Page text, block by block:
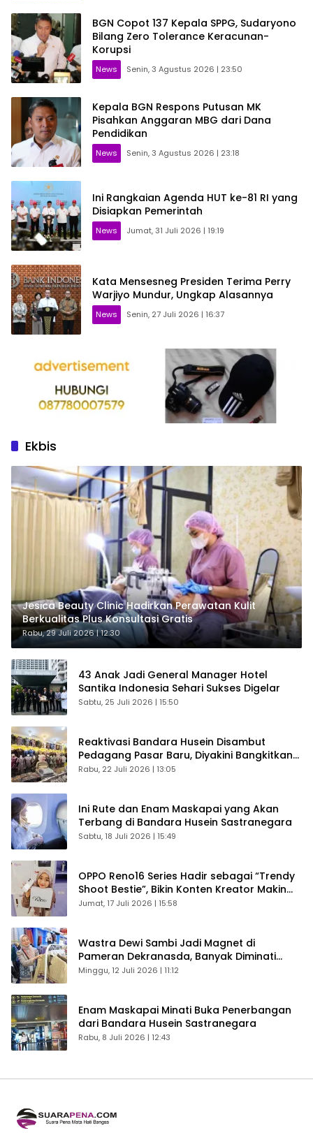
BGN Copot 137 Kepala SPPG, Sudaryono
Bilang Zero Tolerance Keracunan-
Korupsi
News Senin, 3 Agustus 2026 | 23:50
Kepala BGN Respons Putusan MK
Pisahkan Anggaran MBG dari Dana
Pendidikan
News Senin, 3 Agustus 2026 | 23:18
Ini Rangkaian Agenda HUT ke-81 RI yang
Disiapkan Pemerintah
News Jumat, 31 Juli 2026 | 19:19
Kata Mensesneg Presiden Terima Perry
Warjiyo Mundur, Ungkap Alasannya
News Senin, 27 Juli 2026 | 16:37
Ekbis
Jesica Beauty Clinic Hadirkan Perawatan Kulit
Berkualitas Plus Konsultasi Gratis
Rabu, 29 Juli 2026 | 12:30
43 Anak Jadi General Manager Hotel
Santika Indonesia Sehari Sukses Digelar
Sabtu, 25 Juli 2026 | 15:50
Reaktivasi Bandara Husein Disambut
Pedagang Pasar Baru, Diyakini Bangkitkan
Kembali Ekonomi Bandung
Rabu, 22 Juli 2026 | 13:05
Ini Rute dan Enam Maskapai yang Akan
Terbang di Bandara Husein Sastranegara
Sabtu, 18 Juli 2026 | 15:49
OPPO Reno16 Series Hadir sebagai “Trendy
Shoot Bestie”, Bikin Konten Kreator Makin
Betah
Jumat, 17 Juli 2026 | 15:58
Wastra Dewi Sambi Jadi Magnet di
Pameran Dekranasda, Banyak Diminati
Pengunjung
Minggu, 12 Juli 2026 | 11:12
Enam Maskapai Minati Buka Penerbangan
dari Bandara Husein Sastranegara
Rabu, 8 Juli 2026 | 12:43